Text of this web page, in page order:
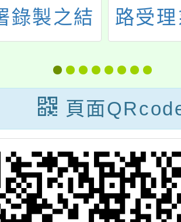
錄製之結
潛伏結核
播衛教素
路受
頁面